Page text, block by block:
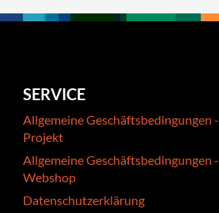
SERVICE
Allgemeine Geschäftsbedingungen -
Projekt
Allgemeine Geschäftsbedingungen -
Webshop
Datenschutzerklärung